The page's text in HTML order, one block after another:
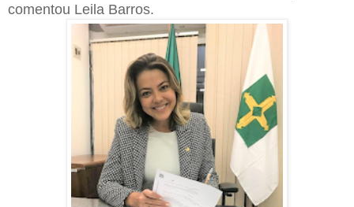
comentou Leila Barros.